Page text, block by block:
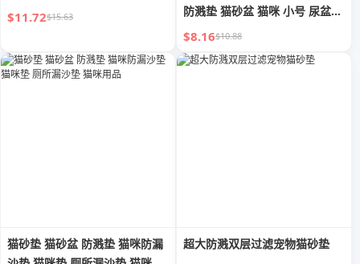
$11.72$15.63
防溅垫 猫砂盆 猫咪 小号 尿盆
清洁用品
$8.16$10.88
猫砂垫 猫砂盆 防溅垫 猫咪防漏
超大防溅双层过滤宠物猫砂垫